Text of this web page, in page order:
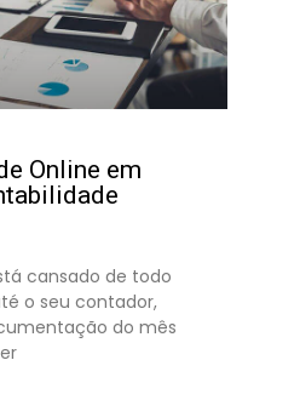
Online em
cansado de todo
o seu contador,
do mês